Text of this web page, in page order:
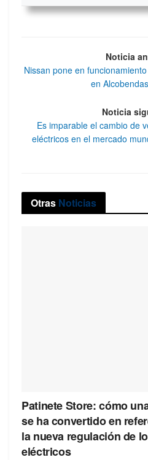
Noticia
Nissan pone en
en
Noticia
Es imparable el cambio de
eléctricos en el mercado
Otras Noticias
Patinete Store: cómo
se ha convertido en
la nueva regulación de
eléctricos